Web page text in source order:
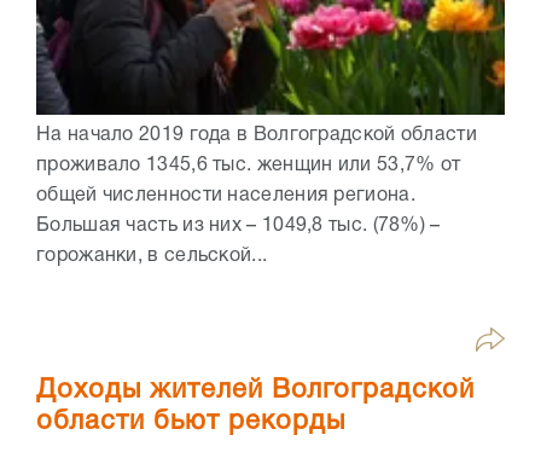
На начало 2019 года в Волгоградской области
проживало 1345,6 тыс. женщин или 53,7% от
общей численности населения региона.
Большая часть из них – 1049,8 тыс. (78%) –
горожанки, в сельской...
Доходы жителей Волгоградской
области бьют рекорды